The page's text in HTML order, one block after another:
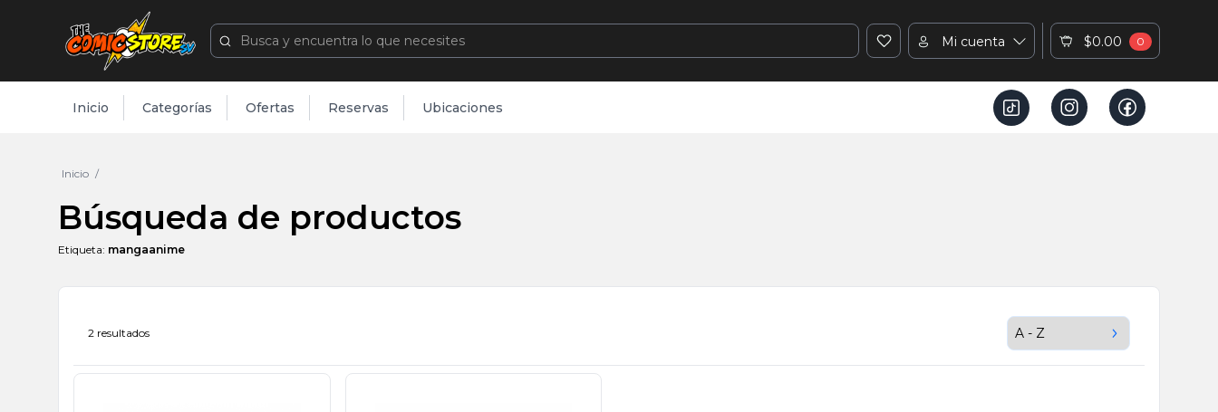
Mi cuenta $0.00 0
Inicio Categorías Ofertas Reservas Ubicaciones
Inicio
Búsqueda de productos
Etiqueta: mangaanime
2 resultados